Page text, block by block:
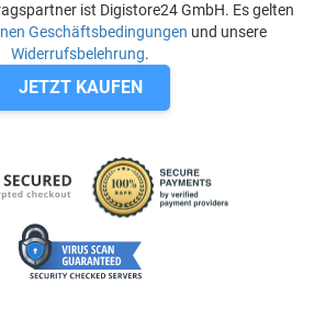
ist Digistore24 GmbH. Es gelten
Geschäftsbedingungen und unsere
Widerrufsbelehrung.
JETZT KAUFEN